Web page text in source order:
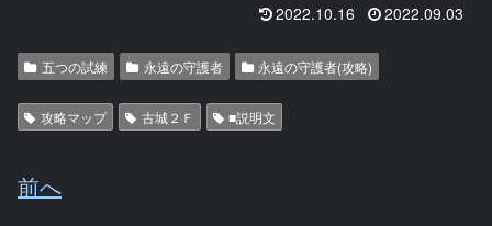
2022.10.16 2022.09.03
五つの試練 永遠の守護者 永遠の守護者(攻略)
攻略マップ 古城２Ｆ ■説明文
前へ